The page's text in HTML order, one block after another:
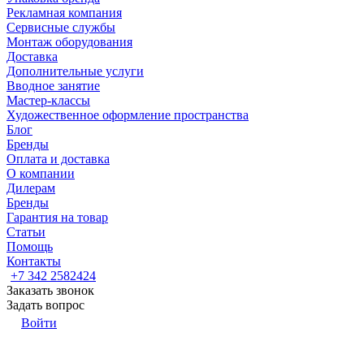
Рекламная компания
Сервисные службы
Монтаж оборудования
Доставка
Дополнительные услуги
Вводное занятие
Мастер-классы
Художественное оформление пространства
Блог
Бренды
Оплата и доставка
О компании
Дилерам
Бренды
Гарантия на товар
Статьи
Помощь
Контакты
+7 342 2582424
Заказать звонок
Задать вопрос
Войти